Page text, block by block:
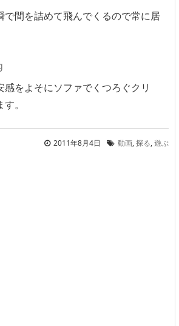
で間を詰めて飛んでくるので常に居
感をよそにソファでくつろぐクリ
。
2011年8月4日 動画,探る,遊ぶ